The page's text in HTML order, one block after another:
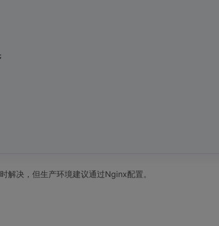
解决，但生产环境建议通过Nginx配置。